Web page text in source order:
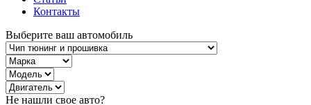
Контакты
Выберите ваш автомобиль
Не нашли свое авто?